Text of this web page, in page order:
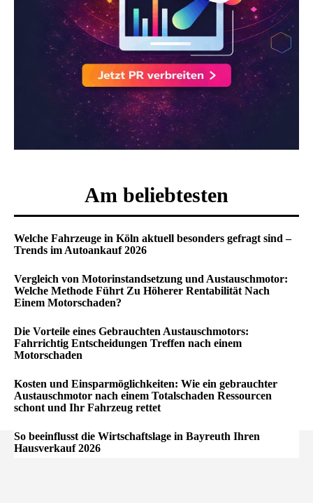
Am beliebtesten
Welche Fahrzeuge in Köln aktuell besonders gefragt sind –
Trends im Autoankauf 2026
Vergleich von Motorinstandsetzung und Austauschmotor:
Welche Methode Führt Zu Höherer Rentabilität Nach
Einem Motorschaden?
Die Vorteile eines Gebrauchten Austauschmotors:
Fahrrichtig Entscheidungen Treffen nach einem
Motorschaden
Kosten und Einsparmöglichkeiten: Wie ein gebrauchter
Austauschmotor nach einem Totalschaden Ressourcen
schont und Ihr Fahrzeug rettet
So beeinflusst die Wirtschaftslage in Bayreuth Ihren
Hausverkauf 2026